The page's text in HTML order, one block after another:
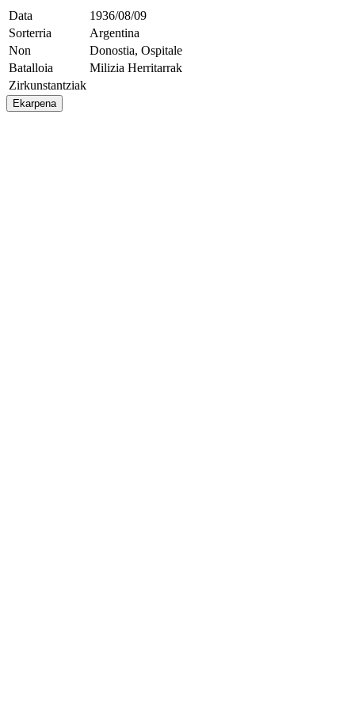
Data
1936/08/09
Sorterria
Argentina
Non
Donostia, Ospitale
Batalloia
Milizia Herritarrak
Zirkunstantziak